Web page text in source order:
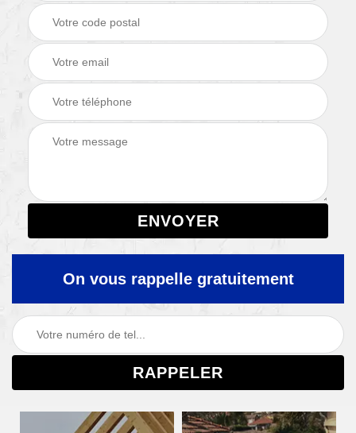
On vous rappelle gratuitement